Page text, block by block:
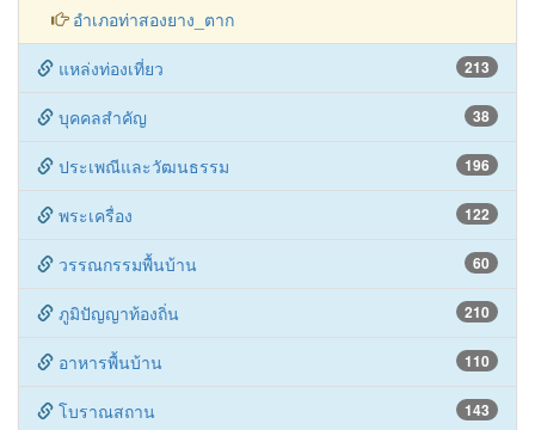
อำเภอท่าสองยาง_ตาก
213
แหล่งท่องเที่ยว
38
บุคคลสำคัญ
196
ประเพณีและวัฒนธรรม
122
พระเครื่อง
60
วรรณกรรมพื้นบ้าน
210
ภูมิปัญญาท้องถิ่น
110
อาหารพื้นบ้าน
143
โบราณสถาน